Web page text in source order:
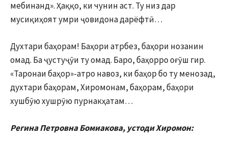
мебинанд». Ҳаққо, ки чунин аст. Ту низ дар
мусиқиҳоят умри ҷовидона дарёфтӣ…
Духтари баҳорам! Баҳори атрбез, баҳори нозанин
омад. Ба ҷустуҷӯи ту омад. Баро, баҳорро оғӯш гир.
«Таронаи баҳор»-атро навоз, ки баҳор бо ту менозад,
духтари баҳорам, Хиромонам, баҳорам, баҳори
хушбӯю хушрӯю пурнакҳатам…
Регина Петровна Бомиакова, устоди Хиромон: